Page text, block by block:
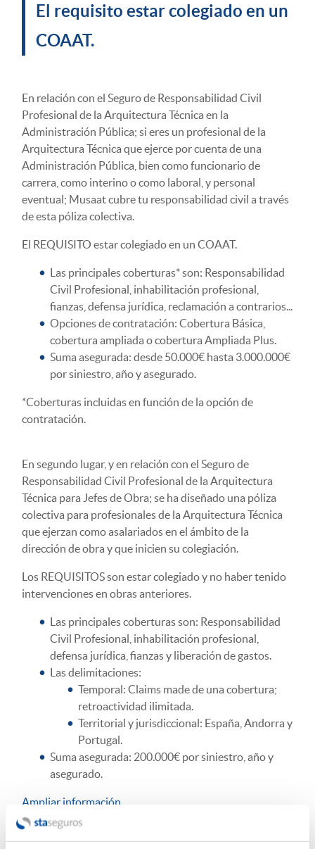
El requisito estar colegiado en un
COAAT.
En relación con el Seguro de Responsabilidad Civil
Profesional de la Arquitectura Técnica en la
Administración Pública; si eres un profesional de la
Arquitectura Técnica que ejerce por cuenta de una
Administración Pública, bien como funcionario de
carrera, como interino o como laboral, y personal
eventual; Musaat cubre tu responsabilidad civil a través
de esta póliza colectiva.
El REQUISITO estar colegiado en un COAAT.
Las principales coberturas* son: Responsabilidad
Civil Profesional, inhabilitación profesional,
fianzas, defensa jurídica, reclamación a contrarios...
Opciones de contratación: Cobertura Básica,
cobertura ampliada o cobertura Ampliada Plus.
Suma asegurada: desde 50.000€ hasta 3.000.000€
por siniestro, año y asegurado.
*Coberturas incluidas en función de la opción de
contratación.
En segundo lugar, y en relación con el Seguro de
Responsabilidad Civil Profesional de la Arquitectura
Técnica para Jefes de Obra; se ha diseñado una póliza
colectiva para profesionales de la Arquitectura Técnica
que ejerzan como asalariados en el ámbito de la
dirección de obra y que inicien su colegiación.
Los REQUISITOS son estar colegiado y no haber tenido
intervenciones en obras anteriores.
Las principales coberturas son: Responsabilidad
Civil Profesional, inhabilitación profesional,
defensa jurídica, fianzas y liberación de gastos.
Las delimitaciones:
Temporal: Claims made de una cobertura;
retroactividad ilimitada.
Territorial y jurisdiccional: España, Andorra y
Portugal.
Suma asegurada: 200.000€ por siniestro, año y
asegurado.
Ampliar información